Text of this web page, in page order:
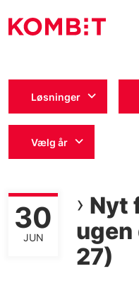
Løsninger
Vælg år
Nyt
ugen
27)
30
JUN